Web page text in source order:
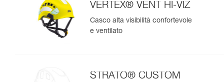
VERTEX® VENT HI-VIZ
Casco alta visibilità confortevole
e ventilato
STRATO® CUSTOM